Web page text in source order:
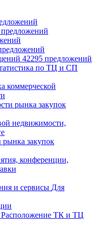
предложений
42295 предложений
по ТЦ и СП
коммерческой
рынка закупок
недвижимости,
рынка закупок
конференции,
и сервисы Для
Расположение ТК и ТЦ